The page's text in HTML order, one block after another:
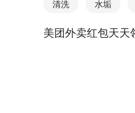
清洗 水垢
美团外卖红包天天